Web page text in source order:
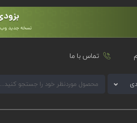
تماس با ما